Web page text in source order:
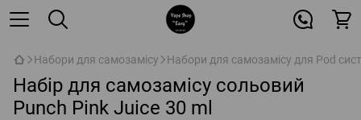
Набори для самозамісу Набори для самозамісу для Pod
Набір для самозамісу сольовий
Punch Pink Juice 30 ml